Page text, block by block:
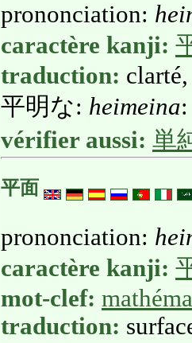
prononciation:
caractère kanji:
traduction:
平明な: heimeina
vérifier aussi: 単
平面
prononciation:
caractère kanji:
mot-clef:
traduction: